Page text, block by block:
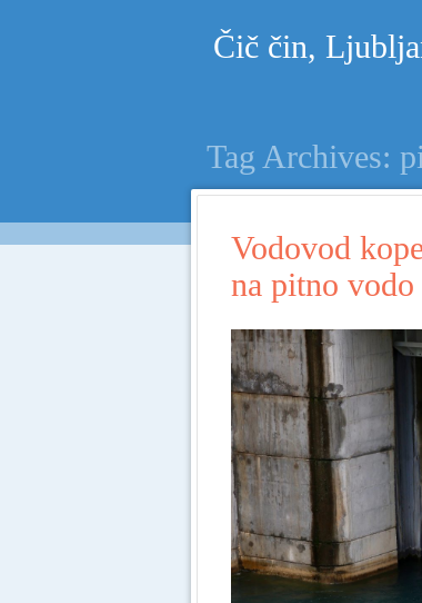
Čič čin,
Tag Archives:
Vodovod
na pitno vodo